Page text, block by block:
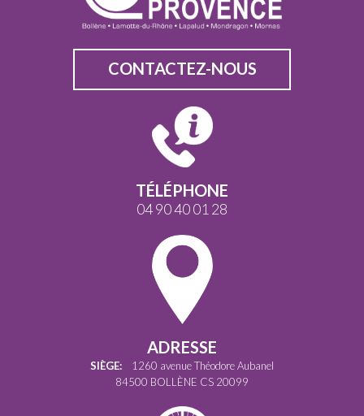
CONTACTEZ-NOUS
TÉLÉPHONE
04 90 40 01 28
ADRESSE
SIÈGE: 1260 avenue Théodore Aubanel
84500 BOLLÈNE CS 20099